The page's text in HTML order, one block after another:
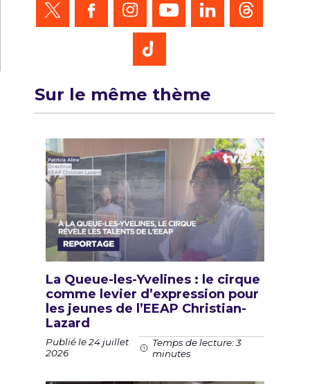
Sur le même thème
La Queue-les-Yvelines : le cirque
comme levier d’expression pour
les jeunes de l’EEAP Christian-
Lazard
Publié le 24 juillet
2026
Temps de lecture: 3
minutes